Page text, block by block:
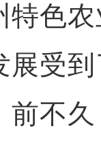
色农
展受
前不